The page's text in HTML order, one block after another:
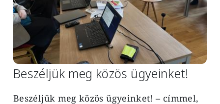
Beszéljük meg közös ügyeinket!
Beszéljük meg közös ügyeinket! – címmel,